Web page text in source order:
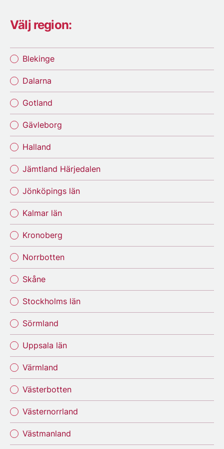
Välj region:
Blekinge
Dalarna
Gotland
Gävleborg
Halland
Jämtland Härjedalen
Jönköpings län
Kalmar län
Kronoberg
Norrbotten
Skåne
Stockholms län
Sörmland
Uppsala län
Värmland
Västerbotten
Västernorrland
Västmanland